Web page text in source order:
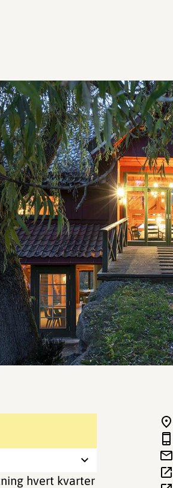
hvert kvarter